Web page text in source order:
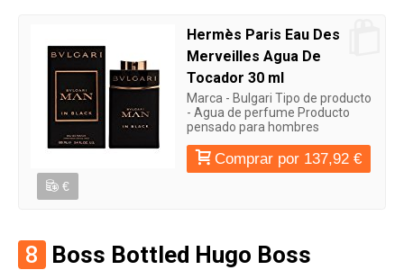
Hermès Paris Eau Des
Merveilles Agua De
Tocador 30 ml
Marca - Bulgari Tipo de producto
- Agua de perfume Producto
pensado para hombres
Comprar por 137,92 €
€
8 Boss Bottled Hugo Boss